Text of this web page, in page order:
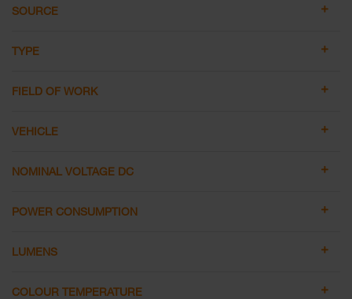
SOURCE
TYPE
FIELD OF WORK
VEHICLE
NOMINAL VOLTAGE DC
POWER CONSUMPTION
LUMENS
COLOUR TEMPERATURE